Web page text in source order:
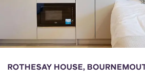
Compte
English (GB)
Sélectionnez un pays
Réservez maintenant
Portuguese
ROTHESAY HOUSE,